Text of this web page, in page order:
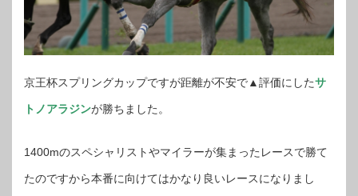
京王杯スプリングカップですが距離が不安で▲評価にしたサ
トノアラジンが勝ちました。
1400mのスペシャリストやマイラーが集まったレースで勝て
たのですから本番に向けてはかなり良いレースになりまし